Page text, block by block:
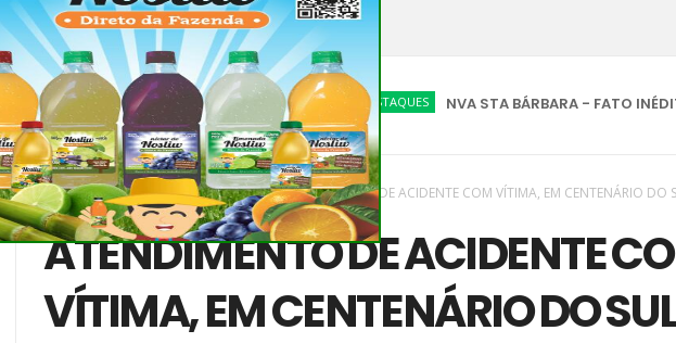
PLANTÃO FALE COM O CHAGUINHAS
DESTAQUES NVA STA BÁRBARA - FATO INÉDITO, O
Home/Acidente/Destaques/Novas/ATENDIMENTO DE ACIDENTE COM VÍTIMA, EM CENTENÁRIO DO
ATENDIMENTO DE ACIDENTE
VÍTIMA, EM CENTENÁRIO DO